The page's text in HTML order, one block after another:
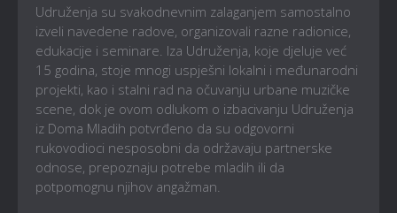
Udruženja su svakodnevnim zalaganjem samostalno
izveli navedene radove, organizovali razne radionice,
edukacije i seminare. Iza Udruženja, koje djeluje već
15 godina, stoje mnogi uspješni lokalni i međunarodni
projekti, kao i stalni rad na očuvanju urbane muzičke
scene, dok je ovom odlukom o izbacivanju Udruženja
iz Doma Mladih potvrđeno da su odgovorni
rukovodioci nesposobni da održavaju partnerske
odnose, prepoznaju potrebe mladih ili da
potpomognu njihov angažman.